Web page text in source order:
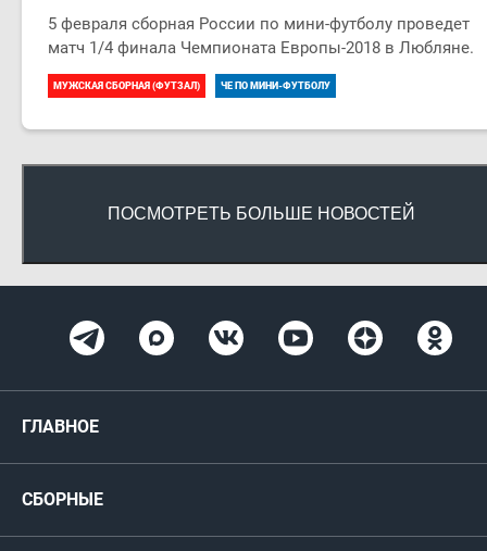
5 февраля сборная России по мини-футболу проведет
матч 1/4 финала Чемпионата Европы-2018 в Любляне.
МУЖСКАЯ СБОРНАЯ (ФУТЗАЛ) ЧЕ ПО МИНИ-ФУТБОЛУ
ПОСМОТРЕТЬ БОЛЬШЕ НОВОСТЕЙ
ГЛАВНОЕ
СБОРНЫЕ